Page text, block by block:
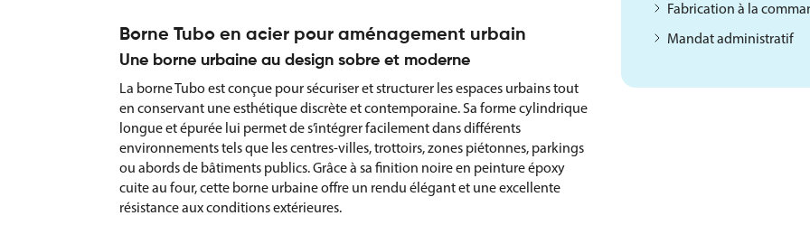
Borne Tubo en acier pour aménagement urbain
Une borne urbaine au design sobre et moderne
La borne Tubo est conçue pour sécuriser et structurer les espaces urbains tout
en conservant une esthétique discrète et contemporaine. Sa forme cylindrique
longue et épurée lui permet de s’intégrer facilement dans différents
environnements tels que les centres-villes, trottoirs, zones piétonnes, parkings
ou abords de bâtiments publics. Grâce à sa finition noire en peinture époxy
cuite au four, cette borne urbaine offre un rendu élégant et une excellente
résistance aux conditions extérieures.
Fabrication à la
Mandat administratif